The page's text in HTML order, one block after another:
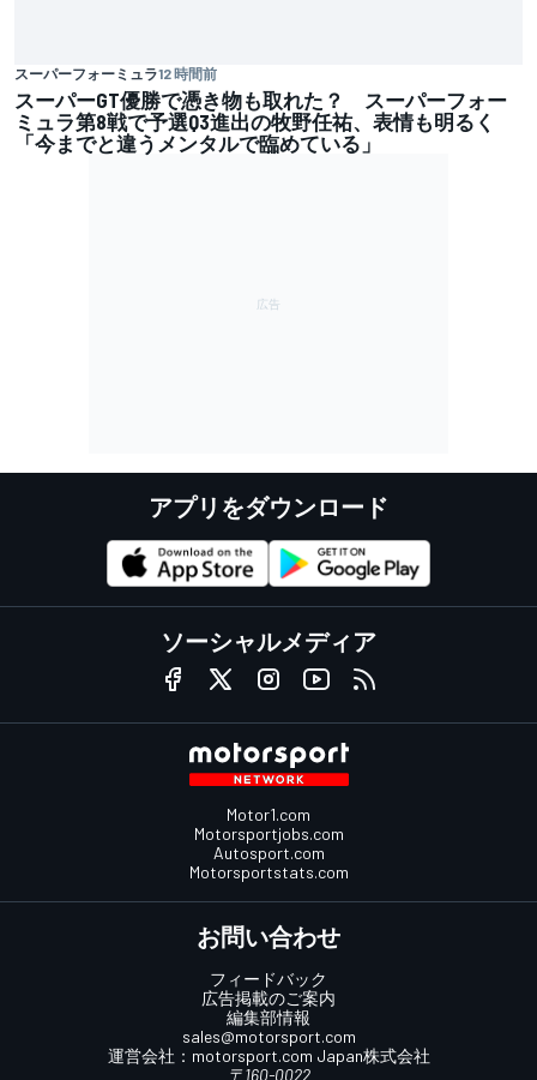
スーパーフォーミュラ12 時間前
スーパーGT優勝で憑き物も取れた？ スーパーフォー
ミュラ第8戦で予選Q3進出の牧野任祐、表情も明るく
「今までと違うメンタルで臨めている」
アプリをダウンロード
ソーシャルメディア
Motor1.com
Motorsportjobs.com
Autosport.com
Motorsportstats.com
お問い合わせ
フィードバック
広告掲載のご案内
編集部情報
sales@motorsport.com
運営会社： motorsport.com Japan株式会社
〒160-0022